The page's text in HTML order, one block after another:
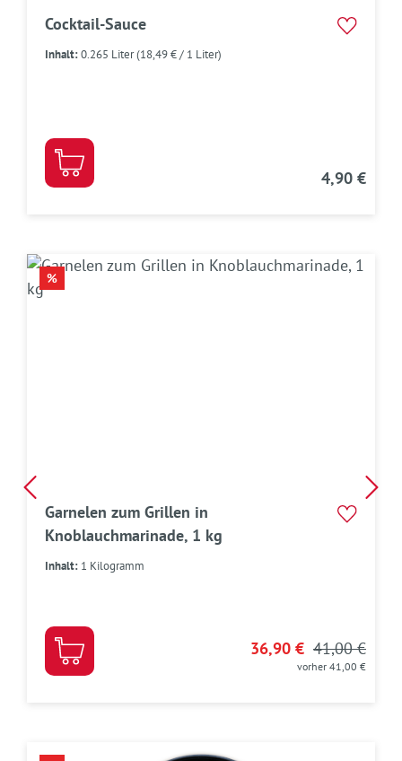
Cocktail-Sauce
Inhalt:0.265 Liter(18,49 € / 1 Liter)
4,90 €
RABATT
%
Garnelen zum Grillen in
Knoblauchmarinade, 1 kg
Inhalt: 1 Kilogramm
36,90 € 41,00 €
vorher 41,00 €